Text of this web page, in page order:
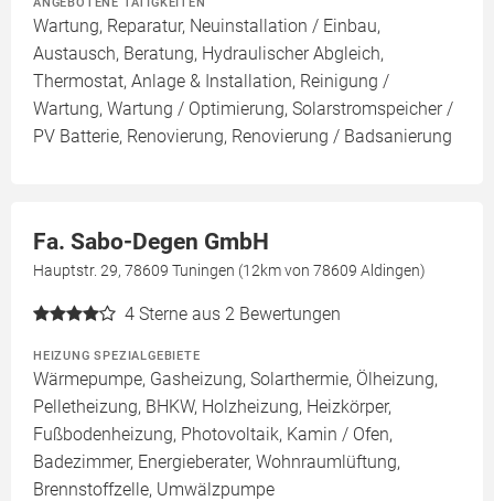
Wartung, Reparatur, Neuinstallation / Einbau,
Austausch, Beratung, Hydraulischer Abgleich,
Thermostat, Anlage & Installation, Reinigung /
Wartung, Wartung / Optimierung, Solarstromspeicher /
PV Batterie, Renovierung, Renovierung / Badsanierung
Fa. Sabo-Degen GmbH
Hauptstr. 29, 78609 Tuningen (12km von 78609 Aldingen)
4 Sterne aus 2 Bewertungen
HEIZUNG SPEZIALGEBIETE
Wärmepumpe, Gasheizung, Solarthermie, Ölheizung,
Pelletheizung, BHKW, Holzheizung, Heizkörper,
Fußbodenheizung, Photovoltaik, Kamin / Ofen,
Badezimmer, Energieberater, Wohnraumlüftung,
Brennstoffzelle, Umwälzpumpe